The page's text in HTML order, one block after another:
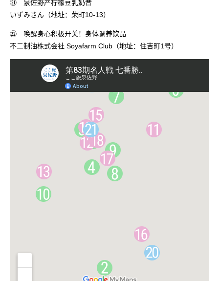
㉑ 泉佐野产柠檬豆乳奶昔
いずみさん（地址：荣町10-13）
㉒ 唤醒身心积极开关！身体调养饮品
不二制油株式会社 Soyafarm Club（地址：住吉町1号）